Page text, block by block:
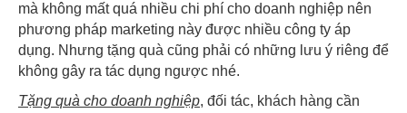
mà không mất quá nhiều chi phí cho doanh nghiệp nên
phương pháp marketing này được nhiều công ty áp
dụng. Nhưng tặng quà cũng phải có những lưu ý riêng để
không gây ra tác dụng ngược nhé.
Tặng quà cho doanh nghiệp, đối tác, khách hàng cần